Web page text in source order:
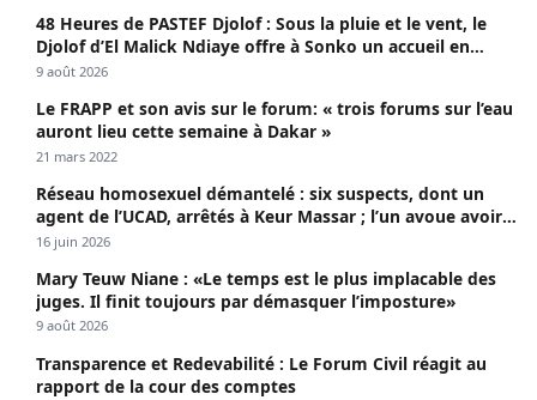
48 Heures de PASTEF Djolof : Sous la pluie et le vent, le
Djolof d’El Malick Ndiaye offre à Sonko un accueil en
apothéose
9 août 2026
Le FRAPP et son avis sur le forum: « trois forums sur l’eau
auront lieu cette semaine à Dakar »
21 mars 2022
Réseau homosexuel démantelé : six suspects, dont un
agent de l’UCAD, arrêtés à Keur Massar ; l’un avoue avoir
propagé le VIH depuis 2018
16 juin 2026
Mary Teuw Niane : «Le temps est le plus implacable des
juges. Il finit toujours par démasquer l’imposture»
9 août 2026
Transparence et Redevabilité : Le Forum Civil réagit au
rapport de la cour des comptes